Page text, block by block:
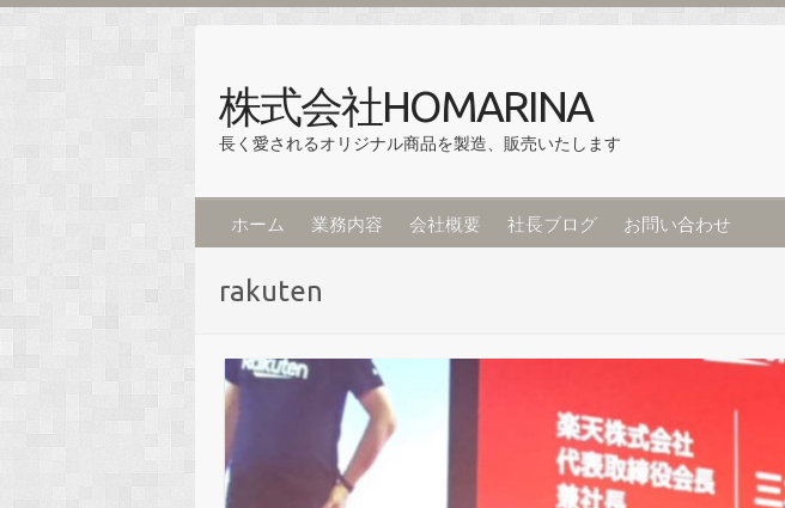
株式会社HOMARINA
長く愛されるオリジナル商品を製造、販売いたします
ホーム 業務内容 会社概要 社長ブログ お問い合わせ
rakuten